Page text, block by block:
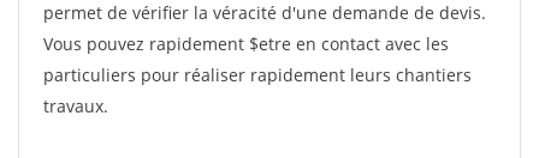
permet de vérifier la véracité d'une demande de devis.
Vous pouvez rapidement $etre en contact avec les
particuliers pour réaliser rapidement leurs chantiers
travaux.